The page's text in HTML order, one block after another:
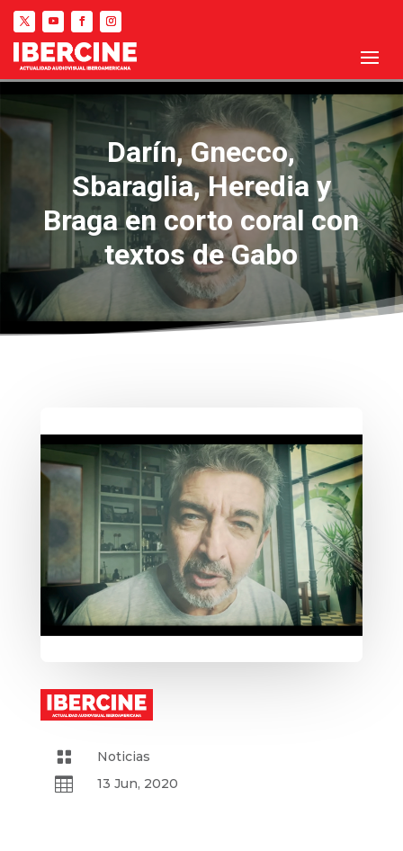
Darín, Gnecco,
Sbaraglia, Heredia y
Braga en corto coral con
textos de Gabo
 Noticias
 13 Jun, 2020